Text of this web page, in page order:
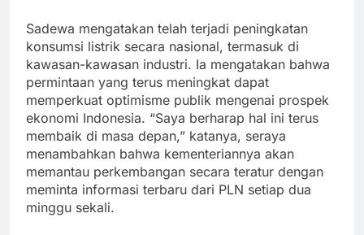
Sadewa mengatakan telah terjadi peningkatan
konsumsi listrik secara nasional, termasuk di
kawasan-kawasan industri. Ia mengatakan bahwa
permintaan yang terus meningkat dapat
memperkuat optimisme publik mengenai prospek
ekonomi Indonesia. “Saya berharap hal ini terus
membaik di masa depan,” katanya, seraya
menambahkan bahwa kementeriannya akan
memantau perkembangan secara teratur dengan
meminta informasi terbaru dari PLN setiap dua
minggu sekali.